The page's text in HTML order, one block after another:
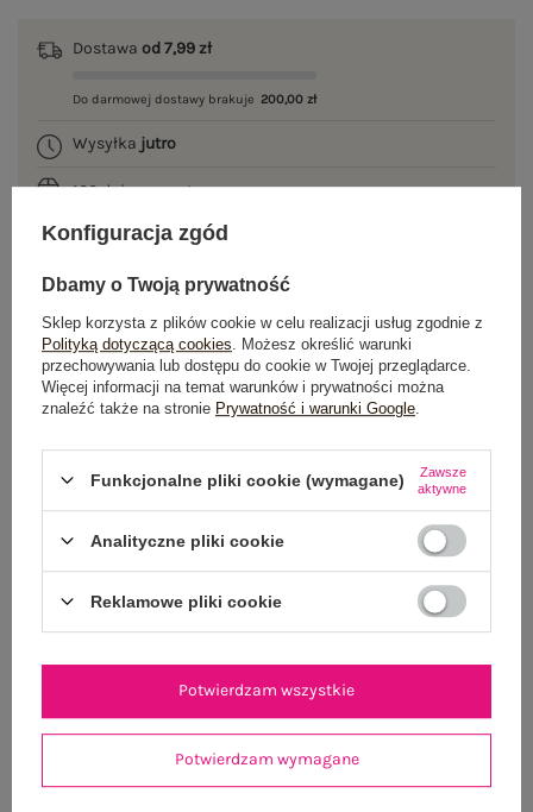
Dostawa od 7,99 zł
Do darmowej dostawy brakuje 200,00 zł
Wysyłka jutro
100 dni na zwrot
OPIS PRODUKTU
GŁÓWNE PARAMETRY
OPINIE O PRODUKCIE (0)
OSTATNIO OGLĄDANE
Konfiguracja zgód
Dbamy o Twoją prywatność
Sklep korzysta z plików cookie w celu realizacji usług zgodnie z
Polityką dotyczącą cookies . Możesz określić warunki
przechowywania lub dostępu do cookie w Twojej przeglądarce.
Więcej informacji na temat warunków i prywatności można
znaleźć także na stronie Prywatność i warunki Google
Funkcjonalne pliki cookie (wymagane)
Zawsze
aktywne
Analityczne pliki cookie
Reklamowe pliki cookie
Potwierdzam wymagane
Potwierdzam wszystkie